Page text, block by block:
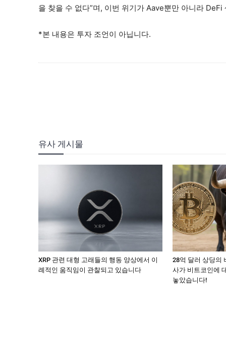
을 찾을 수 없다”며, 이번 위기가 Aave뿐만 아니라
*본 내용은 투자 조언이 아닙니다.
유사 게시물
XRP 관련 대형 고래들의 행동 양상에서 이
례적인 움직임이 관찰되고 있습니다
28억 달러 상당의
사가 비트코인에
놓았습니다!